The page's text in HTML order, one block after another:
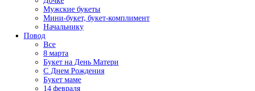
Мужские букеты
Мини-букет, букет-комплимент
Начальнику
Повод
Все
8 марта
Букет на День Матери
С Днем Рождения
Букет маме
14 февраля